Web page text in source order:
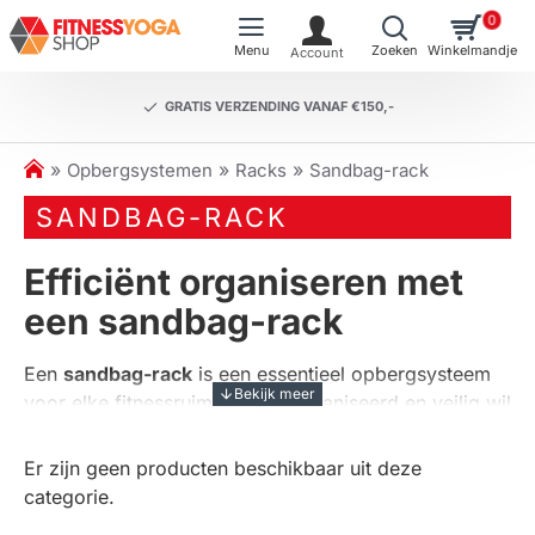
GRATIS VERZENDING VANAF €150,-
0
h
o
m
Opbergsystemen Racks Sandbag-rack
SANDBAG-RACK
Efficiënt organiseren met
een sandbag-rack
Een sandbag-rack is een essentieel opbergsysteem
voor elke fitnessruimte die georganiseerd en veilig wil
fitnessmaterialen, zoals sandbags en andere
gewichten, netjes en overzichtelijk op te bergen.
Er zijn geen producten beschikbaar uit deze
categorie.